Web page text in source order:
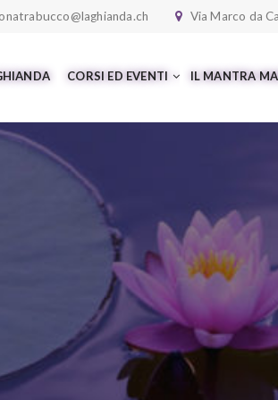
Via Marco da
CORSI ED EVENTI IL MANTRA